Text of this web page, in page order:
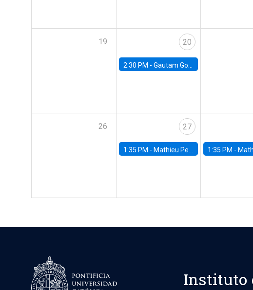
19 20
2:30 PM - Gautam Gowrisankaran, Columbia University
26 27
1:35 PM - Mathieu Pedemonte, IDB 1:35 PM - Mathias
Instituto